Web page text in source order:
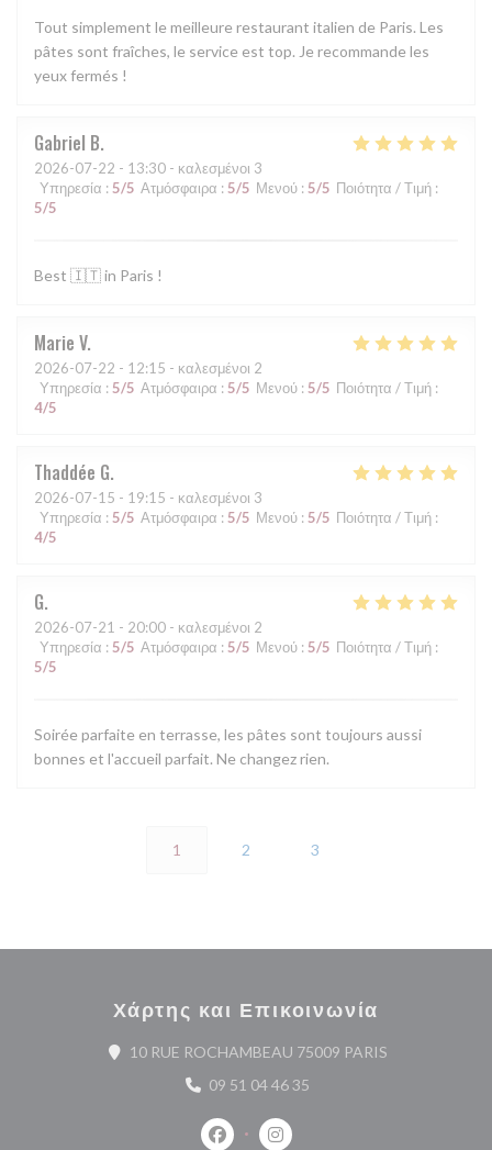
Tout simplement le meilleure restaurant italien de Paris. Les
pâtes sont fraîches, le service est top. Je recommande les
yeux fermés !
Gabriel B
2026-07-22 - 13:30 - καλεσμένοι 3
Υπηρεσία : 5/5 Ατμόσφαιρα : 5/5 Μενού : 5/5 Ποιότητα / Τιμή :
5/5
Best 🇮🇹 in Paris !
Marie V
2026-07-22 - 12:15 - καλεσμένοι 2
Υπηρεσία : 5/5 Ατμόσφαιρα : 5/5 Μενού : 5/5 Ποιότητα / Τιμή :
4/5
Thaddée G
2026-07-15 - 19:15 - καλεσμένοι 3
Υπηρεσία : 5/5 Ατμόσφαιρα : 5/5 Μενού : 5/5 Ποιότητα / Τιμή :
4/5
G
2026-07-21 - 20:00 - καλεσμένοι 2
Υπηρεσία : 5/5 Ατμόσφαιρα : 5/5 Μενού : 5/5 Ποιότητα / Τιμή :
5/5
Soirée parfaite en terrasse, les pâtes sont toujours aussi
bonnes et l'accueil parfait. Ne changez rien.
1 2 3
Χάρτης και Επικοινωνία
10 RUE ROCHAMBEAU 75009 PARIS
09 51 04 46 35
Facebook ((ανοίγει σε νέο
Instagram ((ανοίγει σε νέο